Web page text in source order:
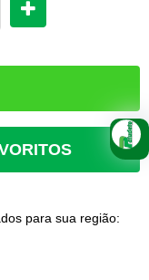
para sua região: